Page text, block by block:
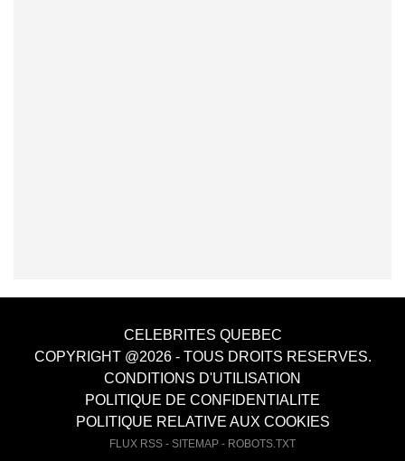
CELEBRITES QUEBEC
COPYRIGHT @2026 - TOUS DROITS RESERVES.
CONDITIONS D'UTILISATION
POLITIQUE DE CONFIDENTIALITE
POLITIQUE RELATIVE AUX COOKIES
FLUX RSS - SITEMAP - ROBOTS.TXT